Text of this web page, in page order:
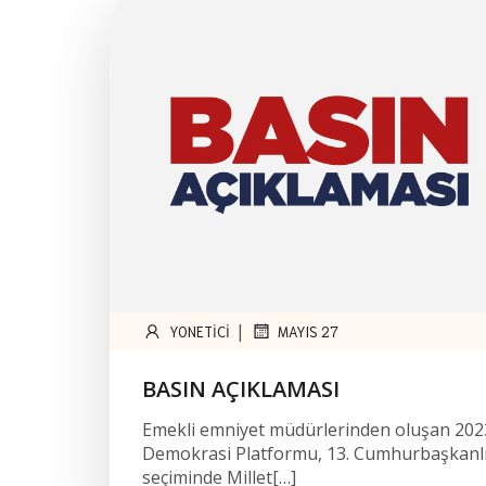
YONETICI | MAYIS 27
BASIN AÇIKLAMASI
Emekli emniyet müdürlerinden oluşan
Demokrasi Platformu, 13.
seçiminde Millet[…]